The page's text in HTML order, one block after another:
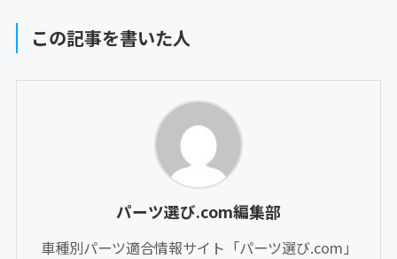
この記事を書いた人
パーツ選び.com編集部
車種別パーツ適合情報サイト「パーツ選び.com」